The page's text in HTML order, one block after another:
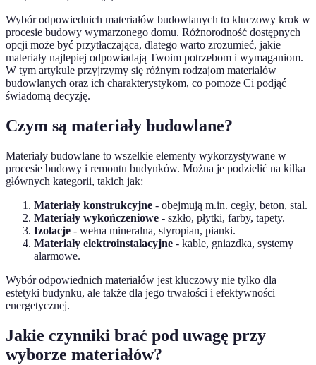
Wybór odpowiednich materiałów budowlanych to kluczowy krok w
procesie budowy wymarzonego domu. Różnorodność dostępnych
opcji może być przytłaczająca, dlatego warto zrozumieć, jakie
materiały najlepiej odpowiadają Twoim potrzebom i wymaganiom.
W tym artykule przyjrzymy się różnym rodzajom materiałów
budowlanych oraz ich charakterystykom, co pomoże Ci podjąć
świadomą decyzję.
Czym są materiały budowlane?
Materiały budowlane to wszelkie elementy wykorzystywane w
procesie budowy i remontu budynków. Można je podzielić na kilka
głównych kategorii, takich jak:
Materiały konstrukcyjne - obejmują m.in. cegły, beton, stal.
Materiały wykończeniowe - szkło, płytki, farby, tapety.
Izolacje - wełna mineralna, styropian, pianki.
Materiały elektroinstalacyjne - kable, gniazdka, systemy
alarmowe.
Wybór odpowiednich materiałów jest kluczowy nie tylko dla
estetyki budynku, ale także dla jego trwałości i efektywności
energetycznej.
Jakie czynniki brać pod uwagę przy
wyborze materiałów?